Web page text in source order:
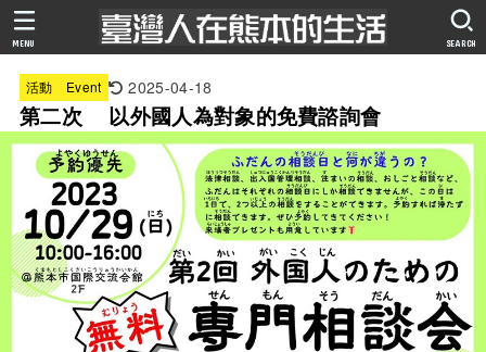
SEARCH
MENU
活動 Event 2025-04-18
第二次 以外國人為對象的免費諮詢會